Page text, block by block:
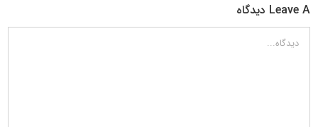
Leave A دیدگاه
دیدگاه